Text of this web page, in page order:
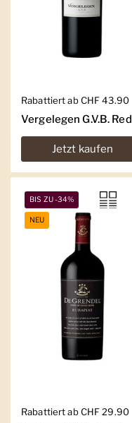
Regulärer Preis
Rabattiert ab CHF 43.90
Vergelegen G.V.B. Red
Jetzt kaufen
Regulärer Preis
Rabattiert ab CHF 29.90
BIS ZU -34%
NEU